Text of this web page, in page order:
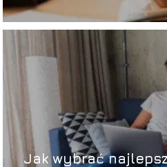
Jak wybrać